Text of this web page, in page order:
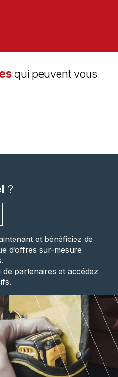
qui peuvent vous
?
et bénéficiez de
d’offres sur-mesure
partenaires et accédez